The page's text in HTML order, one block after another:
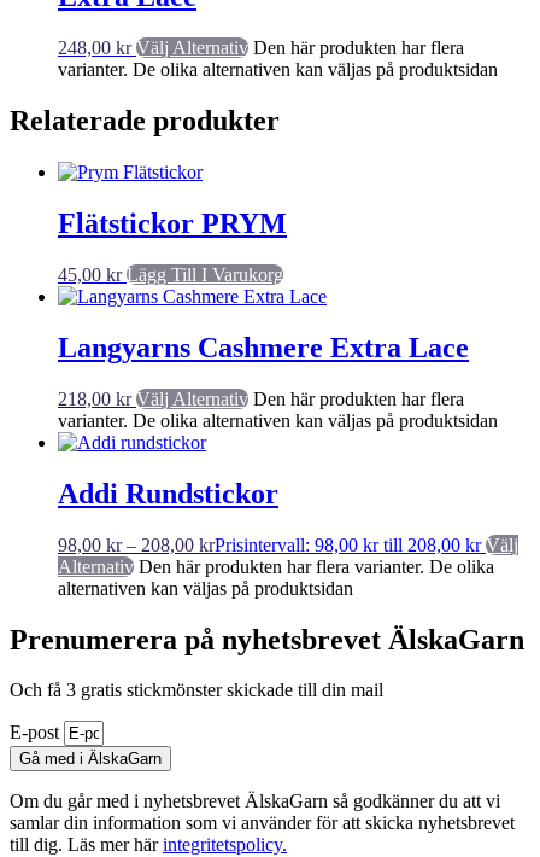
248,00 kr Välj Alternativ Den här produkten har flera
varianter. De olika alternativen kan väljas på produktsidan
Relaterade produkter
Flätstickor PRYM
45,00 kr Lägg Till I Varukorg
Langyarns Cashmere Extra Lace
218,00 kr Välj Alternativ Den här produkten har flera
varianter. De olika alternativen kan väljas på produktsidan
Addi Rundstickor
98,00 kr – 208,00 krPrisintervall: 98,00 kr till 208,00 kr Välj
Alternativ Den här produkten har flera varianter. De olika
alternativen kan väljas på produktsidan
Prenumerera på nyhetsbrevet ÄlskaGarn
Och få 3 gratis stickmönster skickade till din mail
E-post
Gå med i ÄlskaGarn
Om du går med i nyhetsbrevet ÄlskaGarn så godkänner du att vi
samlar din information som vi använder för att skicka nyhetsbrevet
till dig. Läs mer härintegritetspolicy.